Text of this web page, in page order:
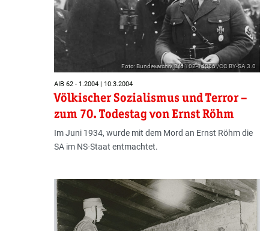
Foto: Bundesarchiv, Bild 102-14886 /CC BY-SA 3.0
AIB 62 - 1.2004 | 10.3.2004
Völkischer Sozialismus und Terror –
zum 70. Todestag von Ernst Röhm
Im Juni 1934, wurde mit dem Mord an Ernst Röhm die
SA im NS-Staat entmachtet.